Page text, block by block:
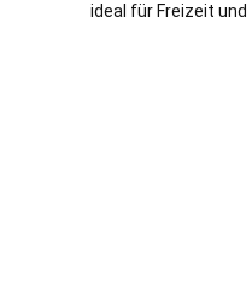
ideal für Freizeit und